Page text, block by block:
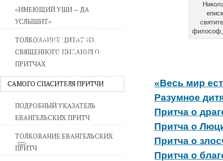
СВЯТЫНИ В ДОМЕ
ПРИТЧИ
СЕМЬЯ - ПОЛНОТА ЗЕМНОГО СЧАСТЬЯ
ЛЮБОВЬ СУПРУЖЕСТВО
УТЕШЕНИЕ В СКОРБЯХ
УТОЛИ МОИ ПЕЧАЛИ
СМЕРТЬ ПОМИНОВЕНИЕ
ЕПАРХИЯ НВК
«ИМЕЮЩИЙ УШИ — ДА
УСЛЫШИТ»
ТОЛКОВАНИЕ ЦИТАТ ИЗ
СВЯЩЕННОГО ПИСАНИЯ О
ПРИТЧАХ
САМОГО СПАСИТЕЛЯ ПРИТЧИ
ПОДРОБНЫЙ УКАЗАТЕЛЬ
ЕВАНГЕЛЬСКИХ ПРИТЧ
ТОЛКОВАНИЕ ЕВАНГЕЛЬСКИХ
ПРИТЧ
философ,
«Весь мир
Разумное
Притча о
Притча о
Притча о
Притча о